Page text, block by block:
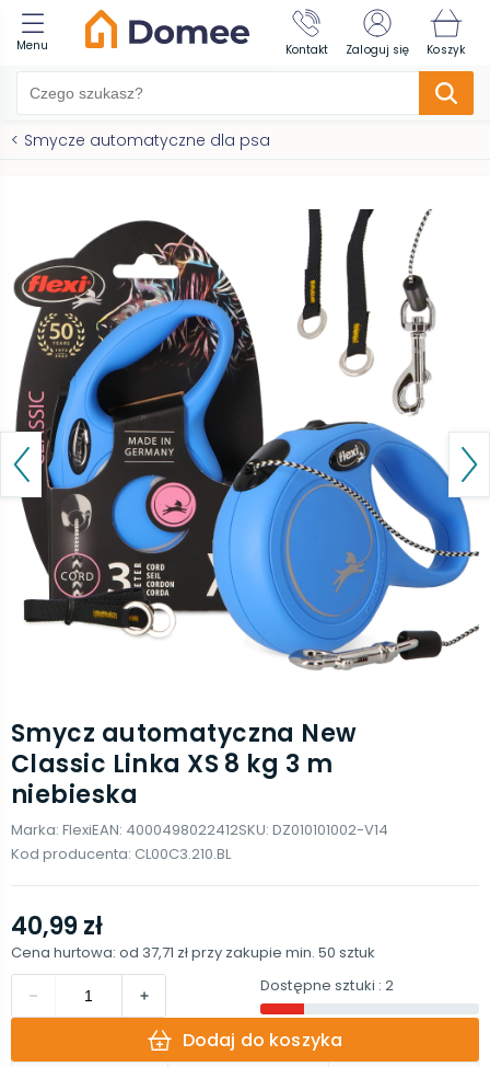
Menu Kontakt Zaloguj się Koszyk
< Smycze automatyczne dla psa
Smycz automatyczna New
Classic Linka XS 8 kg 3 m
niebieska
Marka: FlexiEAN: 4000498022412SKU: DZ010101002-V14
Kod producenta: CL00C3.210.BL
40,99 zł
Cena hurtowa: od 37,71 złprzy zakupie min. 50 sztuk
Dostępne sztuki : 2
Dodaj do koszyka